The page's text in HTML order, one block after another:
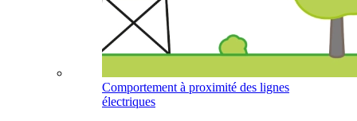
Comportement à proximité des lignes
électriques